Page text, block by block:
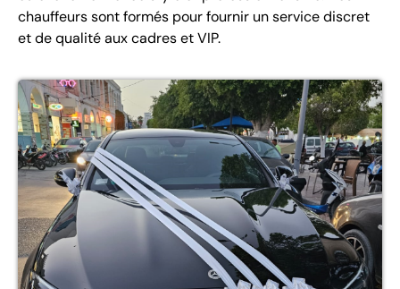
chauffeurs sont formés pour fournir un service discret
et de qualité aux cadres et VIP.